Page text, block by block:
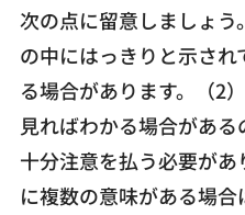
次の点に留意しましょ
の中にはっきりと示さ
る場合があります。（2
見ればわかる場合があ
十分注意を払う必要が
に複数の意味がある場